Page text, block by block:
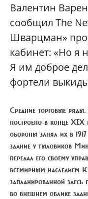
Валентин
сообщил The
Шварцман»
кабинет: «Но я
Я им доброе
фортели
Средние торговые ряды.
построено в конце XIX
обороны занял их в
здание у тыловиков
передал его своему
всемирным
запланированной
во внешнем облике